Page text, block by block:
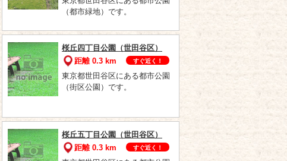
（都市緑地）です。
桜丘四丁目公園（世田谷区）
距離 0.3 km
すぐ近く！
東京都世田谷区にある都市公園
（街区公園）です。
桜丘五丁目公園（世田谷区）
距離 0.3 km
すぐ近く！